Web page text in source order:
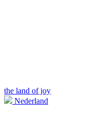
the land of joy
Nederland